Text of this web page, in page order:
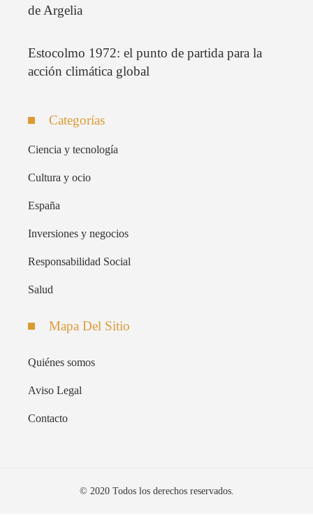
de Argelia
Estocolmo 1972: el punto de partida para la
acción climática global
Categorías
Ciencia y tecnología
Cultura y ocio
España
Inversiones y negocios
Responsabilidad Social
Salud
Mapa Del Sitio
Quiénes somos
Aviso Legal
Contacto
© 2020 Todos los derechos reservados.